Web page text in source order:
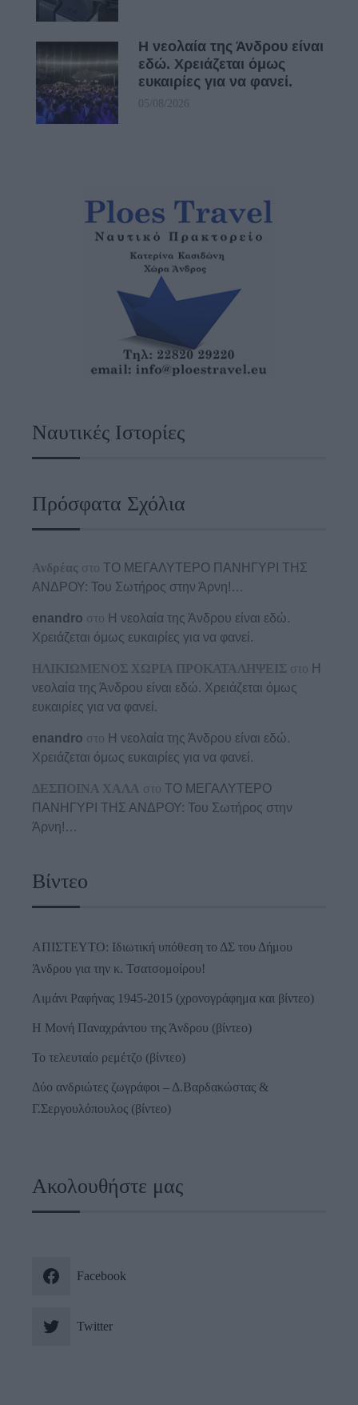
Η νεολαία της Άνδρου είναι
εδώ. Χρειάζεται όμως
ευκαιρίες για να φανεί.
05/08/2026
Ναυτικές Ιστορίες
Πρόσφατα Σχόλια
Ανδρέας στο ΤΟ ΜΕΓΑΛΥΤΕΡΟ ΠΑΝΗΓΥΡΙ ΤΗΣ
ΑΝΔΡΟΥ: Του Σωτήρος στην Άρνη!…
enandro στο Η νεολαία της Άνδρου είναι εδώ.
Χρειάζεται όμως ευκαιρίες για να φανεί.
ΗΛΙΚΙΩΜΕΝΟΣ ΧΩΡΙΑ ΠΡΟΚΑΤΑΛΗΨΕΙΣ στο Η
νεολαία της Άνδρου είναι εδώ. Χρειάζεται όμως
ευκαιρίες για να φανεί.
enandro στο Η νεολαία της Άνδρου είναι εδώ.
Χρειάζεται όμως ευκαιρίες για να φανεί.
ΔΕΣΠΟΙΝΑ ΧΑΛΑ στο ΤΟ ΜΕΓΑΛΥΤΕΡΟ
ΠΑΝΗΓΥΡΙ ΤΗΣ ΑΝΔΡΟΥ: Του Σωτήρος στην
Άρνη!…
Βίντεο
ΑΠΙΣΤΕΥΤΟ: Ιδιωτική υπόθεση το ΔΣ του Δήμου
Άνδρου για την κ. Τσατσομοίρου!
Λιμάνι Ραφήνας 1945-2015 (χρονογράφημα και βίντεο)
Η Μονή Παναχράντου της Άνδρου (βίντεο)
Το τελευταίο ρεμέτζο (βίντεο)
Δύο ανδριώτες ζωγράφοι – Δ.Βαρδακώστας &
Γ.Σεργουλόπουλος (βίντεο)
Ακολουθήστε μας
Facebook
Twitter